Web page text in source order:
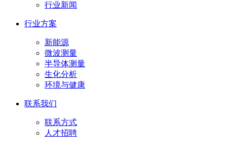
行业新闻
行业方案
新能源
微波测量
半导体测量
生化分析
环境与健康
联系我们
联系方式
人才招聘